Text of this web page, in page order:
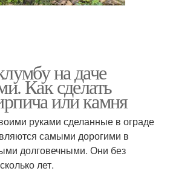
на даче
Как сделать
или камня
руками сделанные в ограде
самыми дорогими в
долговечными. Они без
лет.